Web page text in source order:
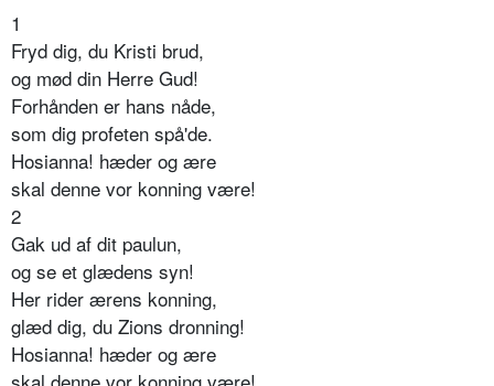
1
Fryd dig, du Kristi brud,
og mød din Herre Gud!
Forhånden er hans nåde,
som dig profeten spå'de.
Hosianna! hæder og ære
skal denne vor konning være!
2
Gak ud af dit paulun,
og se et glædens syn!
Her rider ærens konning,
glæd dig, du Zions dronning!
Hosianna! hæder og ære